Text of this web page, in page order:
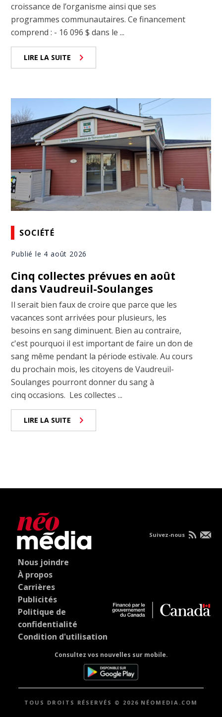
croissance de l’organisme ainsi que ses
programmes communautaires. Ce financement
comprend : - 16 096 $ dans le ...
LIRE LA SUITE
SOCIÉTÉ
Publié le 4 août 2026
Cinq collectes prévues en août
dans Vaudreuil-Soulanges
Il serait bien faux de croire que parce que les
vacances sont arrivées pour plusieurs, les
besoins en sang diminuent. Bien au contraire,
c'est pourquoi il est important de faire un don de
sang même pendant la période estivale. Au cours
du prochain mois, les citoyens de Vaudreuil-
Soulanges pourront donner du sang à
cinq occasions. Les collectes ...
LIRE LA SUITE
Nous joindre
À propos
Carrières
Publicités
Politique de
confidentialité
Condition d'utilisation
Consultez vos nouvelles sur mobile.
Suivez-nous
TOUS DROITS RÉSERVÉS © 2026 NÉOMEDIA.COM